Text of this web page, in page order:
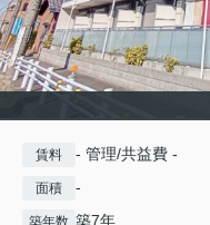
賃料 - 管理/共益費 -
面積 -
築7年